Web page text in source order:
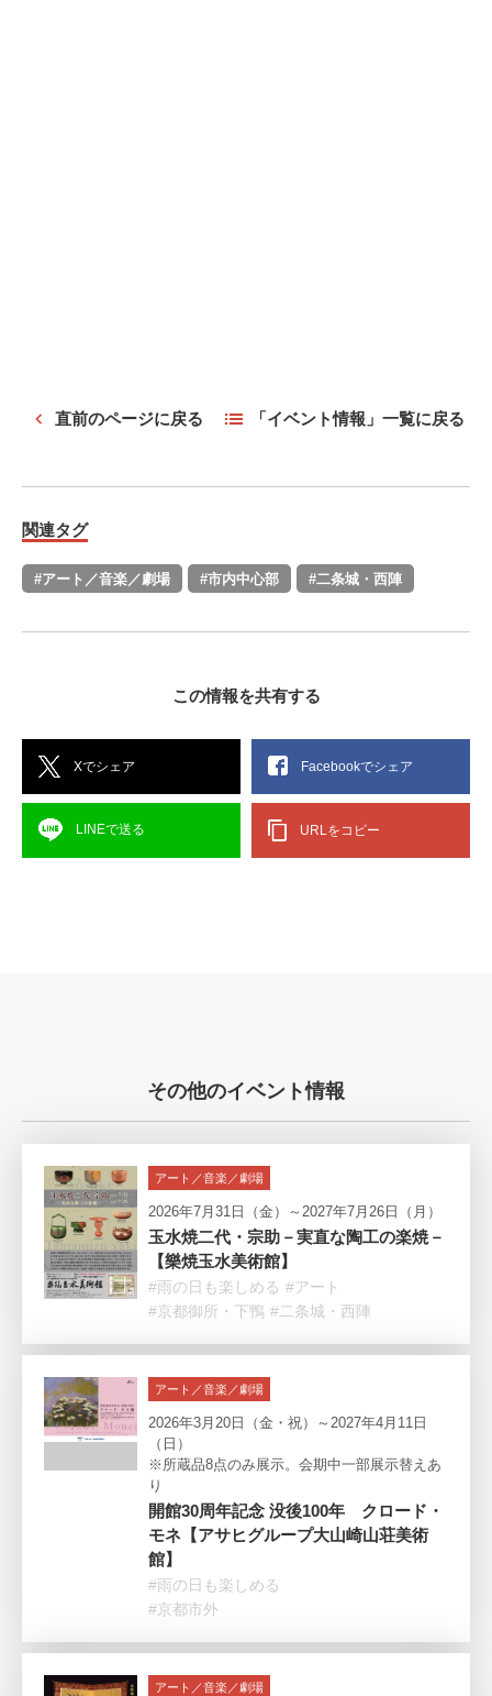
直前のページに戻る 「イベント情報」一覧に戻る
関連タグ
#アート／音楽／劇場 #市内中心部 #二条城・西陣
この情報を共有する
Xでシェア Facebookでシェア
LINEで送る URLをコピー
その他のイベント情報
アート／音楽／劇場
2026年7月31日（金）～2027年7月26日（月）
玉水焼二代・宗助－実直な陶工の楽焼－
【樂焼玉水美術館】
#雨の日も楽しめる #アート
#京都御所・下鴨 #二条城・西陣
アート／音楽／劇場
2026年3月20日（金・祝）～2027年4月11日
（日）
※所蔵品8点のみ展示。会期中一部展示替えあ
り
開館30周年記念 没後100年 クロード・
モネ【アサヒグループ大山崎山荘美術
館】
#雨の日も楽しめる
#京都市外
アート／音楽／劇場